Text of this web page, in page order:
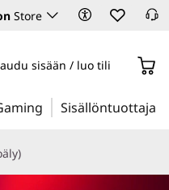
Store
sisään / luo tili
Sisällöntuottaja